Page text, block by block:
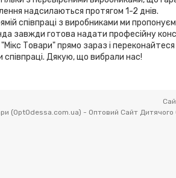
надсилаються протягом 1-2 днів.
співпраці з виробниками ми
завжди готова надати професійну
Товари" прямо зараз і
Дякую, що вибрали нас!